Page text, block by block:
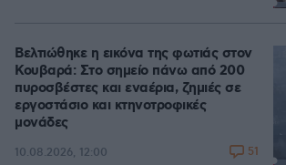
Βελτιώθηκε η εικόνα της φωτιάς στον
Κουβαρά: Στο σημείο πάνω από 200
πυροσβέστες και εναέρια, ζημιές σε
εργοστάσιο και κτηνοτροφικές
μονάδες
10.08.2026, 12:00 51